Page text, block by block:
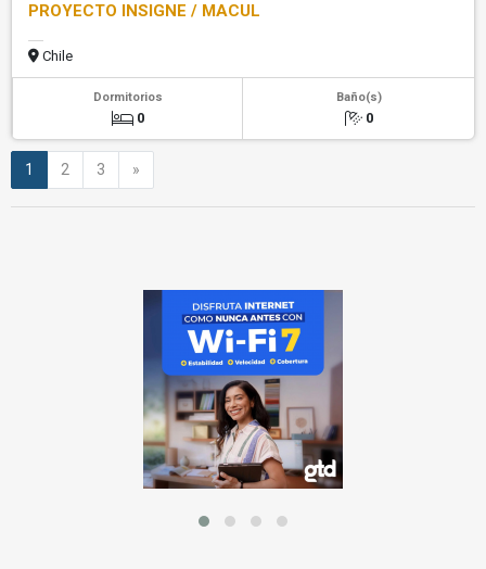
PROYECTO INSIGNE / MACUL
Chile
Dormitorios
0
Baño(s)
0
1 2 3 »